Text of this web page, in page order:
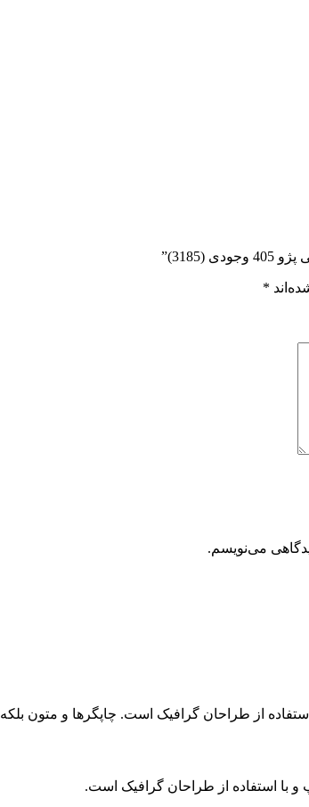
*
می‌نویسم.
از طراحان گرافیک است. چاپگرها و متون
با استفاده از طراحان گرافیک است.